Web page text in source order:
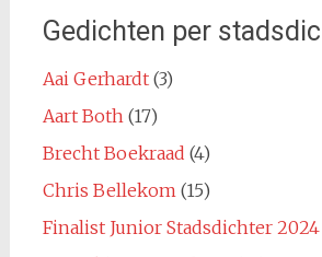
Gedichten per
Aai Gerhardt(3)
Aart Both (17)
Brecht Boekraad (4)
Chris Bellekom (15)
Finalist Junior Stadsdichter 2024